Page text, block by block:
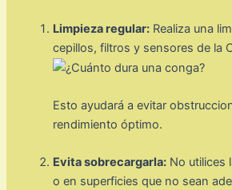
Limpieza regular: Realiza una
cepillos, filtros y sensores de la
Esto ayudará a evitar
rendimiento óptimo.
Evita sobrecargarla: No utilices
o en superficies que no sean